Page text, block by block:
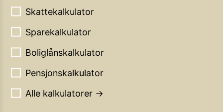
Skattekalkulator
Sparekalkulator
Boliglånskalkulator
Pensjonskalkulator
Alle kalkulatorer →